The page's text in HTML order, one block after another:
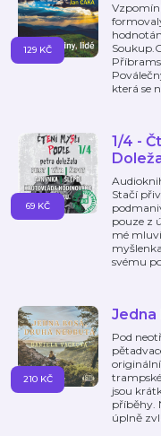
která se
129 KČ
1/4 -
Stačí
pouze z
mé
svému
69 KČ
Jedna
Pod
jsou
příběhy.
úplně
210 KČ